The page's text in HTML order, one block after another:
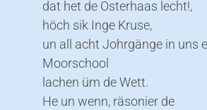
dat het de Osterhaas lecht!,
höch sik Inge Kruse,
un all acht Johrgänge in uns
Moorschool
lachen üm de Wett.
He un wenn, räsonier de